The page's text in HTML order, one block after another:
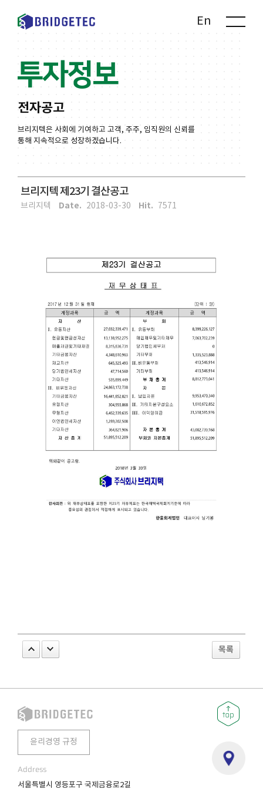
En
투자정보
전자공고
브리지텍은 사회에 기여하고 고객, 주주, 임직원의 신뢰를
통해 지속적으로 성장하겠습니다.
브리지텍 제23기 결산공고
브리지텍 Date. 2018-03-30 Hit. 7571
목록
윤리경영 규정
Address
서울특별시 영등포구 국제금융로2길